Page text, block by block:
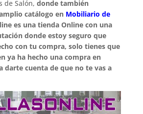
de Salón, donde también
catálogo en Mobiliario de
es una tienda Online con una
donde estoy seguro que
con tu compra, solo tienes que
ya ha hecho una compra en
darte cuenta de que no te vas a